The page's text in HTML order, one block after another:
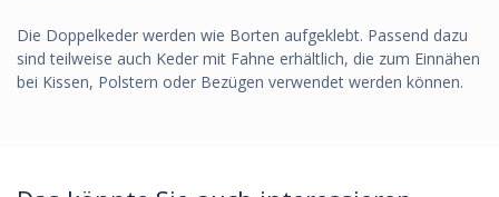
Die Doppelkeder werden wie Borten aufgeklebt. Passend dazu
sind teilweise auch Keder mit Fahne erhältlich, die zum Einnähen
bei Kissen, Polstern oder Bezügen verwendet werden können.